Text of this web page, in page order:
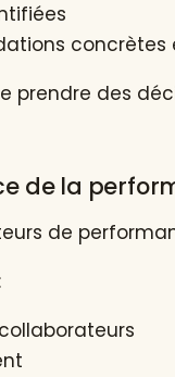
concrètes
prendre des
de la
de